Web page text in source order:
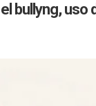
bullyng, uso